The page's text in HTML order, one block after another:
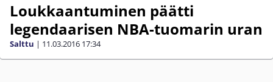
Loukkaantuminen päätti
legendaarisen NBA-tuomarin uran
Salttu | 11.03.2016 17:34